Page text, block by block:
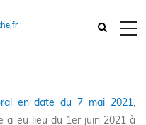
en date du 7 mai 2021,
a eu lieu du 1er juin 2021 à